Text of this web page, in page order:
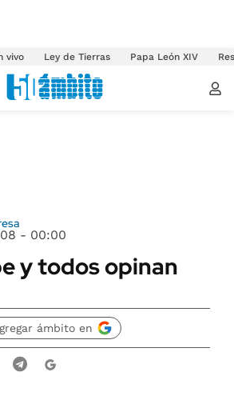
vivo Ley de Tierras Papa León XIV
- 00:00
y todos opinan
ámbito en